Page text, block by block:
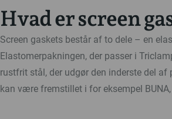
Hvad er screen
Screen gaskets består af to dele – en
Elastomerpakningen, der passer i
rustfrit stål, der udgør den inderste del
kan være fremstillet i for eksempel BUNA,